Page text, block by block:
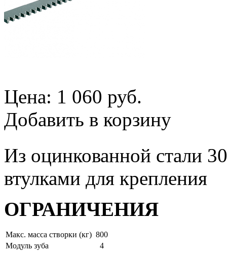
Цена: 1 060 руб.
Добавить в корзину
Из оцинкованной стали
втулками для крепления
ОГРАНИЧЕНИЯ
Макс. масса створки (кг) 800
Модуль зуба
4